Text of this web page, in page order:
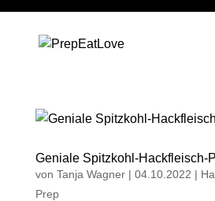
Geniale Spitzkohl-Hackfleisch-
von Tanja Wagner| 04.10.2022 |
Prep